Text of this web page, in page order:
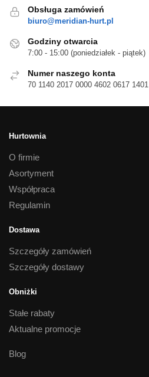
Obsługa zamówień
biuro@meridian-hurt.pl
Godziny otwarcia
7:00 - 15:00 (poniedziałek - piątek)
Numer naszego konta
70 1140 2017 0000 4602 0617 1401
Hurtownia
O firmie
Asortyment
Współpraca
Regulamin
Dostawa
Szczegóły zamówień
Szczegóły dostawy
Obniżki
Stałe rabaty
Aktualne promocje
Blog